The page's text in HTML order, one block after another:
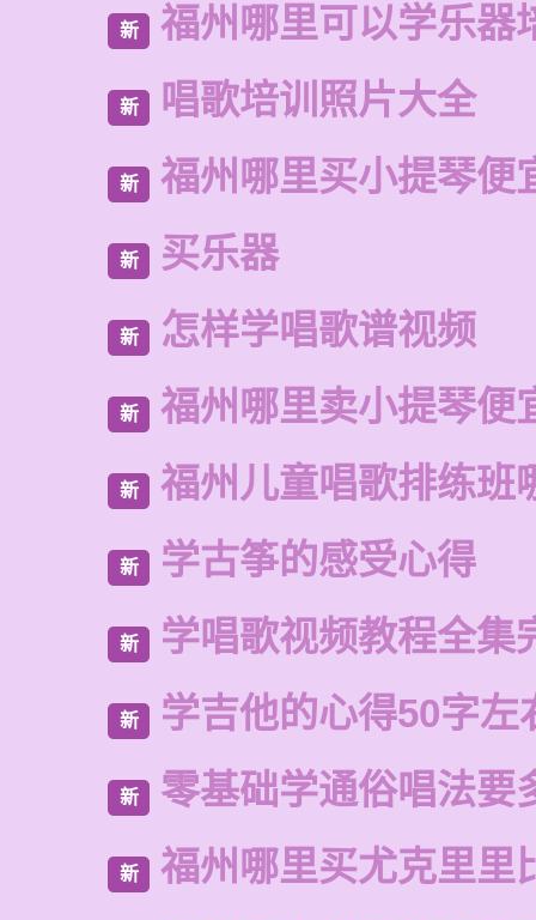
新 福州哪里可以学乐器
新 唱歌培训照片大全
新 福州哪里买小提琴便
新 买乐器
新 怎样学唱歌谱视频
新 福州哪里卖小提琴便
新 福州儿童唱歌排练班
新 学古筝的感受心得
新 学唱歌视频教程全集
新 学吉他的心得50字左
新 零基础学通俗唱法要
新 福州哪里买尤克里里